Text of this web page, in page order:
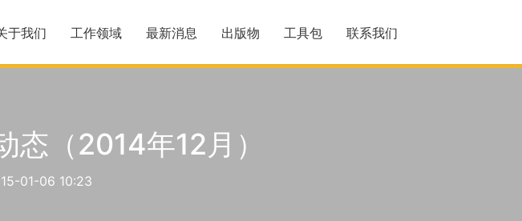
于我们 工作领域 最新消息 出版物 工具包 联系我们
态（2014年12月）
01-06 10:23